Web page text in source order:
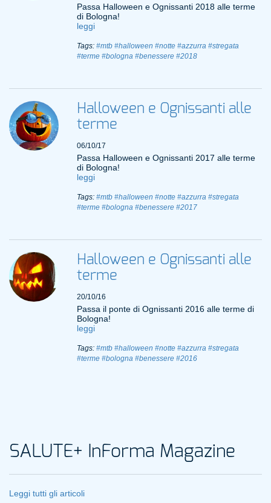
Passa Halloween e Ognissanti 2018 alle terme
di Bologna!
leggi
Tags: #mtb #halloween #notte #azzurra #stregata
#terme #bologna #benessere #2018
Halloween e Ognissanti alle
terme
06/10/17
Passa Halloween e Ognissanti 2017 alle terme
di Bologna!
leggi
Tags: #mtb #halloween #notte #azzurra #stregata
#terme #bologna #benessere #2017
Halloween e Ognissanti alle
terme
20/10/16
Passa il ponte di Ognissanti 2016 alle terme di
Bologna!
leggi
Tags: #mtb #halloween #notte #azzurra #stregata
#terme #bologna #benessere #2016
SALUTE+ InForma Magazine
Leggi tutti gli articoli